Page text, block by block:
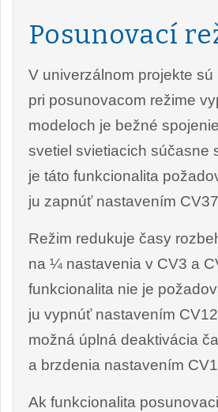
Posunovací
V univerzálnom projekte
pri posunovacom režime
modeloch je bežné
svetiel svietiacich súčasne
je táto funkcionalita
ju zapnúť nastavením
Režim redukuje časy
na ¼ nastavenia v CV3 a
funkcionalita nie je
ju vypnúť nastavením
možná úplná deaktivácia
a brzdenia nastavením
Ak funkcionalita